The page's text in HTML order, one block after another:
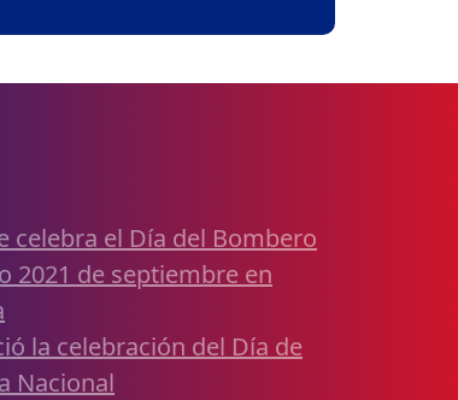
celebra el Día del Bombero
2021 de septiembre en
la celebración del Día de
Nacional